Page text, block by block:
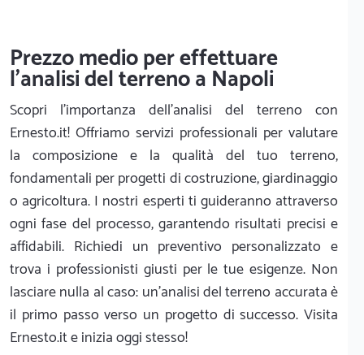
Prezzo medio per effettuare
l'analisi del terreno a Napoli
Scopri l'importanza dell'analisi del terreno con
Ernesto.it! Offriamo servizi professionali per valutare
la composizione e la qualità del tuo terreno,
fondamentali per progetti di costruzione, giardinaggio
o agricoltura. I nostri esperti ti guideranno attraverso
ogni fase del processo, garantendo risultati precisi e
affidabili. Richiedi un preventivo personalizzato e
trova i professionisti giusti per le tue esigenze. Non
lasciare nulla al caso: un'analisi del terreno accurata è
il primo passo verso un progetto di successo. Visita
Ernesto.it e inizia oggi stesso!